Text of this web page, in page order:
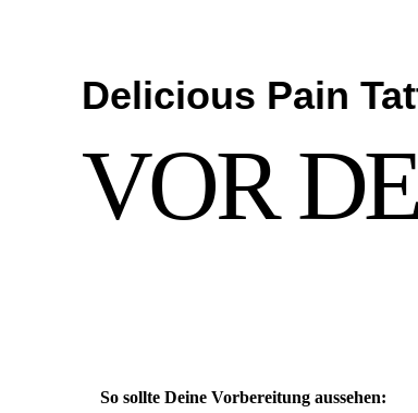
Delicious Pain
VOR
So sollte Deine Vorbereitung aussehen: